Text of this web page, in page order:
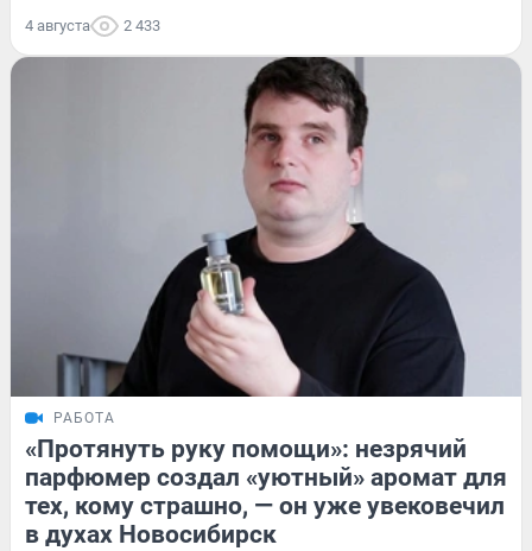
4 августа 2 433
РАБОТА
«Протянуть руку помощи»: незрячий
парфюмер создал «уютный» аромат для
тех, кому страшно, — он уже увековечил
в духах Новосибирск